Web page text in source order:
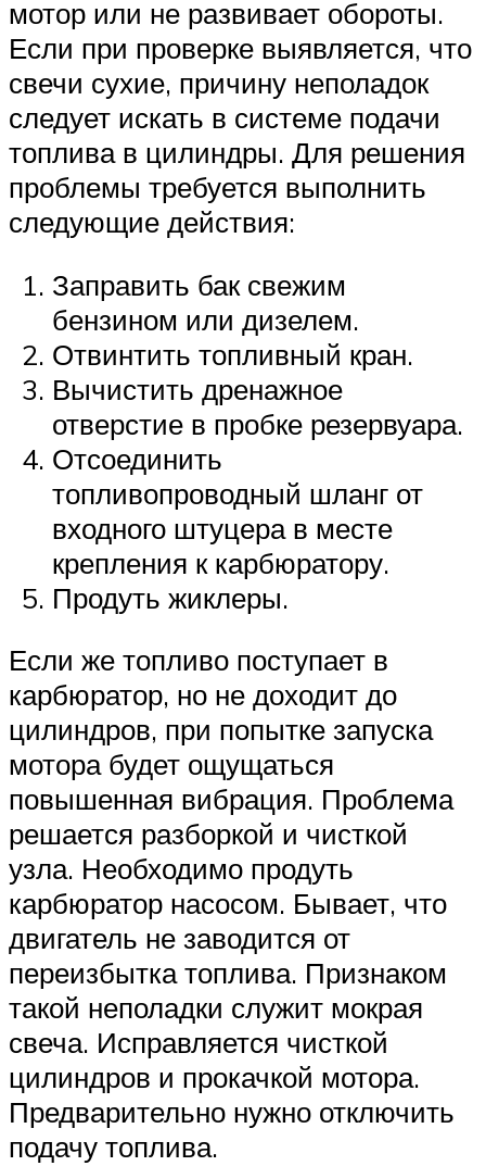
мотор или не развивает обороты.
Если при проверке выявляется, что
свечи сухие, причину неполадок
следует искать в системе подачи
топлива в цилиндры. Для решения
проблемы требуется выполнить
следующие действия:
Заправить бак свежим
бензином или дизелем.
Отвинтить топливный кран.
Вычистить дренажное
отверстие в пробке резервуара.
Отсоединить
топливопроводный шланг от
входного штуцера в месте
крепления к карбюратору.
Продуть жиклеры.
Если же топливо поступает в
карбюратор, но не доходит до
цилиндров, при попытке запуска
мотора будет ощущаться
повышенная вибрация. Проблема
решается разборкой и чисткой
узла. Необходимо продуть
карбюратор насосом. Бывает, что
двигатель не заводится от
переизбытка топлива. Признаком
такой неполадки служит мокрая
свеча. Исправляется чисткой
цилиндров и прокачкой мотора.
Предварительно нужно отключить
подачу топлива.